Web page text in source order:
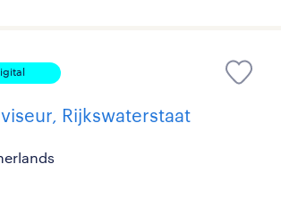
Rijkswaterstaat